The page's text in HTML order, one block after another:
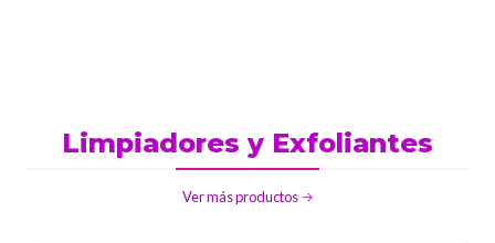
Limpiadores y Exfoliantes
Ver más productos